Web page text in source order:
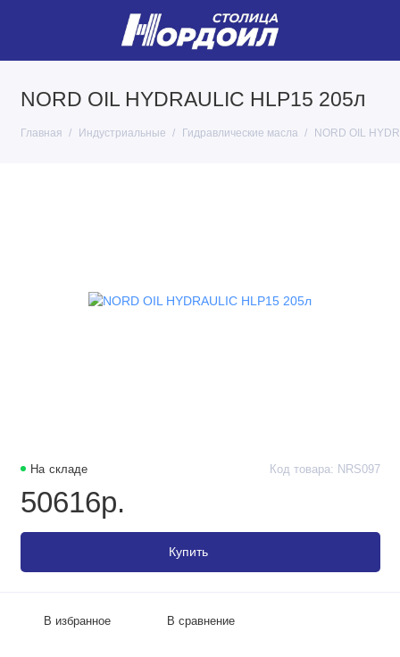
NORD OIL HYDRAULIC HLP15 205л
Главная Индустриальные Гидравлические масла NORD OIL
На складе Код товара: NRS097
50616р.
Купить
В избранное В сравнение